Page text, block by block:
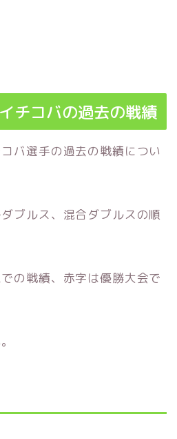
チコバの過去の戦績
バ選手の過去の戦績につい
ブルス、混合ダブルスの順
の戦績、赤字は優勝大会で